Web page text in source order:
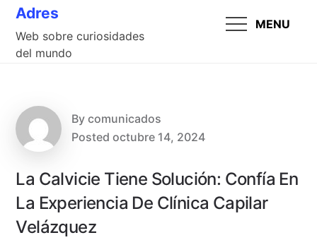
Skip
content
MENU
Adres
Web sobre curiosidades
del mundo
Bycomunicados
Postedoctubre 14, 2024
La Calvicie Tiene Solución: Confía En
La Experiencia De Clínica Capilar
Velázquez